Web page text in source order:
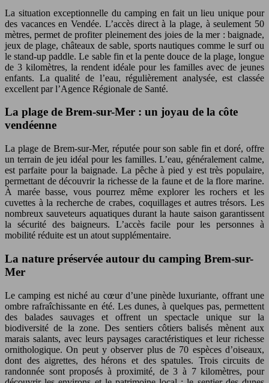
La situation exceptionnelle du camping en fait un lieu unique pour
des vacances en Vendée. L’accès direct à la plage, à seulement 50
mètres, permet de profiter pleinement des joies de la mer : baignade,
jeux de plage, châteaux de sable, sports nautiques comme le surf ou
le stand-up paddle. Le sable fin et la pente douce de la plage, longue
de 3 kilomètres, la rendent idéale pour les familles avec de jeunes
enfants. La qualité de l’eau, régulièrement analysée, est classée
excellent par l’Agence Régionale de Santé.
La plage de Brem-sur-Mer : un joyau de la côte
vendéenne
La plage de Brem-sur-Mer, réputée pour son sable fin et doré, offre
un terrain de jeu idéal pour les familles. L’eau, généralement calme,
est parfaite pour la baignade. La pêche à pied y est très populaire,
permettant de découvrir la richesse de la faune et de la flore marine.
À marée basse, vous pourrez même explorer les rochers et les
cuvettes à la recherche de crabes, coquillages et autres trésors. Les
nombreux sauveteurs aquatiques durant la haute saison garantissent
la sécurité des baigneurs. L’accès facile pour les personnes à
mobilité réduite est un atout supplémentaire.
La nature préservée autour du camping Brem-sur-
Mer
Le camping est niché au cœur d’une pinède luxuriante, offrant une
ombre rafraîchissante en été. Les dunes, à quelques pas, permettent
des balades sauvages et offrent un spectacle unique sur la
biodiversité de la zone. Des sentiers côtiers balisés mènent aux
marais salants, avec leurs paysages caractéristiques et leur richesse
ornithologique. On peut y observer plus de 70 espèces d’oiseaux,
dont des aigrettes, des hérons et des spatules. Trois circuits de
randonnée sont proposés à proximité, de 3 à 7 kilomètres, pour